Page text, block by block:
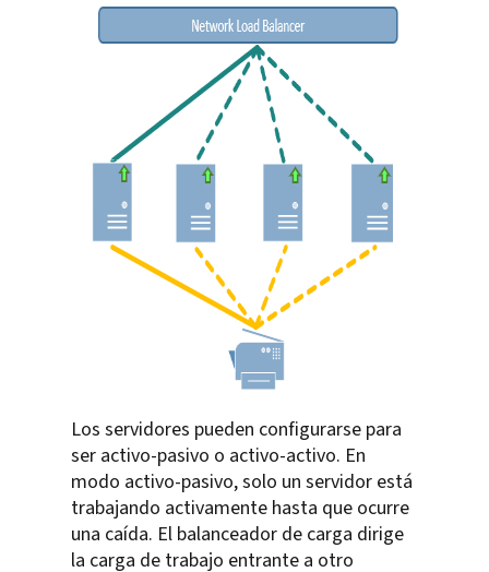
Los servidores pueden configurarse para
ser activo-pasivo o activo-activo. En
modo activo-pasivo, solo un servidor está
trabajando activamente hasta que ocurre
una caída. El balanceador de carga dirige
la carga de trabajo entrante a otro